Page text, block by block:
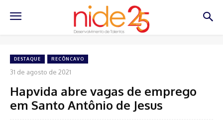
DESTAQUE RECÔNCAVO
31 de agosto de 2021
Hapvida abre vagas de emprego
em Santo Antônio de Jesus